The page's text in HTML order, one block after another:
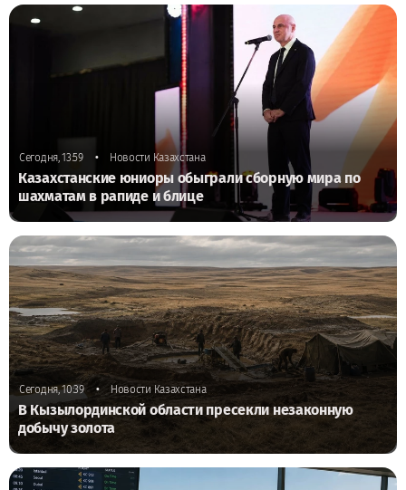
Сегодня, 13:59 • Новости Казахстана
Казахстанские юниоры обыграли сборную мира по
шахматам в рапиде и блице
Сегодня, 10:39 • Новости Казахстана
В Кызылординской области пресекли незаконную
добычу золота